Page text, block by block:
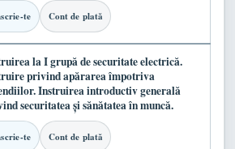
te Cont de plată
la I grupă de securitate electrică.
privind apărarea împotriva
Instruirea introductiv generală
securitatea și sănătatea în muncă.
te Cont de plată